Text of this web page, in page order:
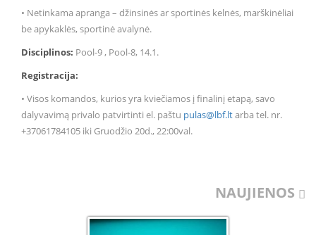
• Netinkama apranga – džinsinės ar sportinės kelnės, marškinėliai
be apykaklės, sportinė avalynė.
Disciplinos: Pool-9 , Pool-8, 14.1.
Registracija:
• Visos komandos, kurios yra kviečiamos į finalinį etapą, savo
dalyvavimą privalo patvirtinti el. paštu pulas@lbf.ltarba tel. nr.
+37061784105 iki Gruodžio 20d., 22:00val.
NAUJIENOS